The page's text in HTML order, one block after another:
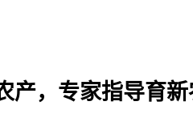
，专家指导育新